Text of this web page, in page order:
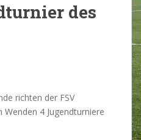
des
richten der FSV
Wenden 4 Jugendturniere